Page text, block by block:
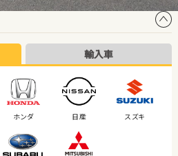
輸入車
ホンダ 日産 スズキ